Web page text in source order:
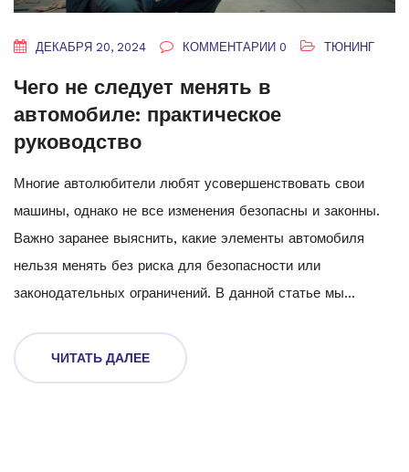
ДЕКАБРЯ 20, 2024 КОММЕНТАРИИ 0 ТЮНИНГ
Чего не следует менять в
автомобиле: практическое
руководство
Многие автолюбители любят усовершенствовать свои
машины, однако не все изменения безопасны и законны.
Важно заранее выяснить, какие элементы автомобиля
нельзя менять без риска для безопасности или
законодательных ограничений. В данной статье мы
состоянии, чтобы обеспечить безопасную и комфортную
езду. Также поделимся полезными советами по тюнингу,
ЧИТАТЬ ДАЛЕЕ